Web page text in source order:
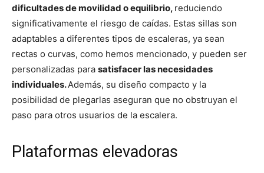
dificultades de movilidad o equilibrio, reduciendo
significativamente el riesgo de caídas. Estas sillas son
adaptables a diferentes tipos de escaleras, ya sean
rectas o curvas, como hemos mencionado, y pueden ser
personalizadas para satisfacer las necesidades
individuales.Además, su diseño compacto y la
posibilidad de plegarlas aseguran que no obstruyan el
paso para otros usuarios de la escalera.
Plataformas elevadoras